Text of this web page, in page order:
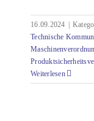
16.09.2024
Technische
Weiterlesen